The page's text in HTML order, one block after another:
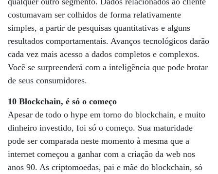
costumavam ser colhidos de forma relativamente
simples, a partir de pesquisas quantitativas e alguns
resultados comportamentais. Avanços tecnológicos darão
cada vez mais acesso a dados completos e complexos.
Você se surpreenderá com a inteligência que pode brotar
de seus consumidores.
10 Blockchain, é só o começo
Apesar de todo o hype em torno do blockchain, e muito
dinheiro investido, foi só o começo. Sua maturidade
pode ser comparada neste momento à mesma que a
internet começou a ganhar com a criação da web nos
anos 90. As criptomoedas, pai e mãe do blockchain, só